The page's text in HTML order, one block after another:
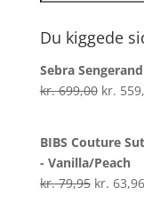
Du kiggede
Sebra
kr.699,00 Den
var:
kr.
kr.
BIBS Couture
- Vanilla/Peach
kr.79,95 Den
kr. 63,96